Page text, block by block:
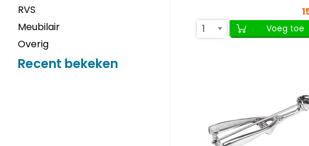
RVS
Meubilair
Overig
Recent bekeken
1
Voeg toe